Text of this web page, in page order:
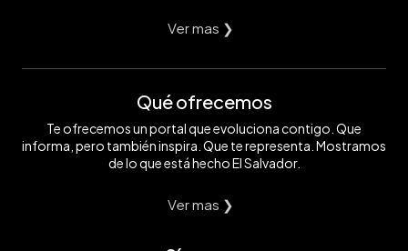
Ver mas ❯
Qué ofrecemos
Te ofrecemos un portal que evoluciona contigo. Que
informa, pero también inspira. Que te representa. Mostramos
de lo que está hecho El Salvador.
Ver mas ❯